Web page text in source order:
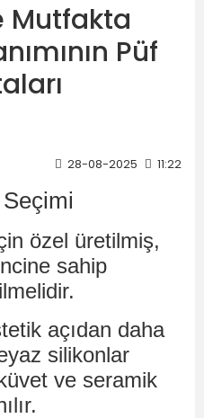
Mutfakta
Püf
28-08-2025 11:22
özel üretilmiş,
sahip
açıdan daha
silikonlar
ve seramik